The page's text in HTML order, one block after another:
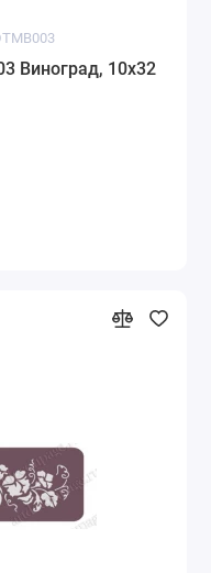
Виноград, 10х32